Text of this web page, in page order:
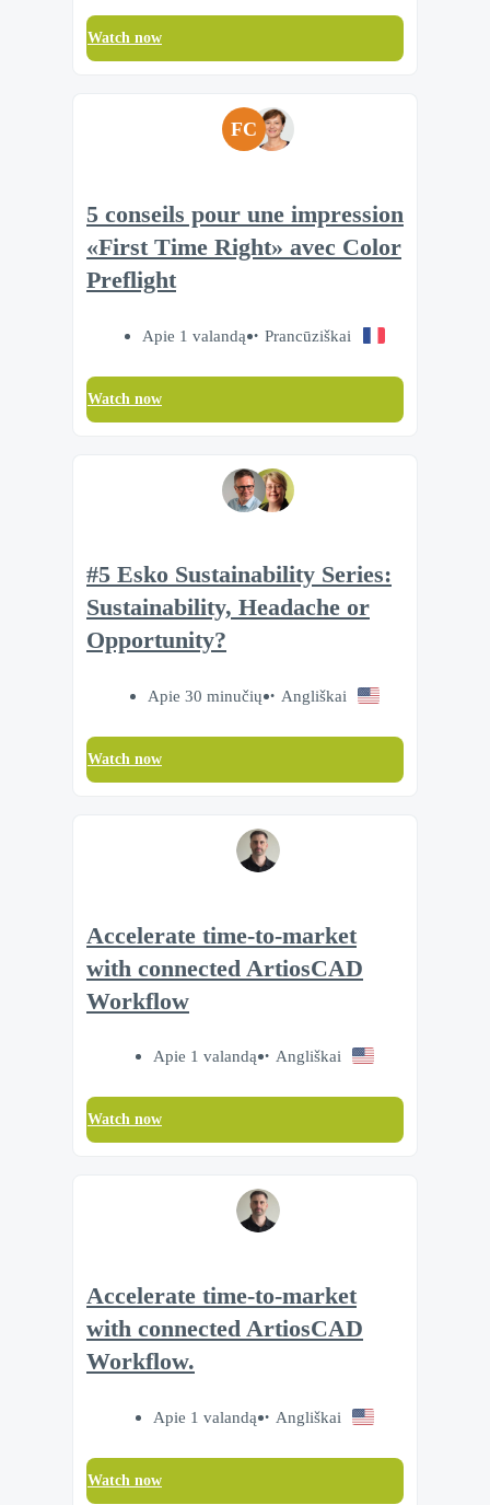
Watch now
FC
5 conseils pour une impression
«First Time Right» avec Color
Preflight
Apie 1 valandą Prancūziškai
Watch now
#5 Esko Sustainability Series:
Sustainability, Headache or
Opportunity?
Apie 30 minučių Angliškai
Watch now
Accelerate time‑to‑market
with connected ArtiosCAD
Workflow
Apie 1 valandą Angliškai
Watch now
Accelerate time‑to‑market
with connected ArtiosCAD
Workflow.
Apie 1 valandą Angliškai
Watch now